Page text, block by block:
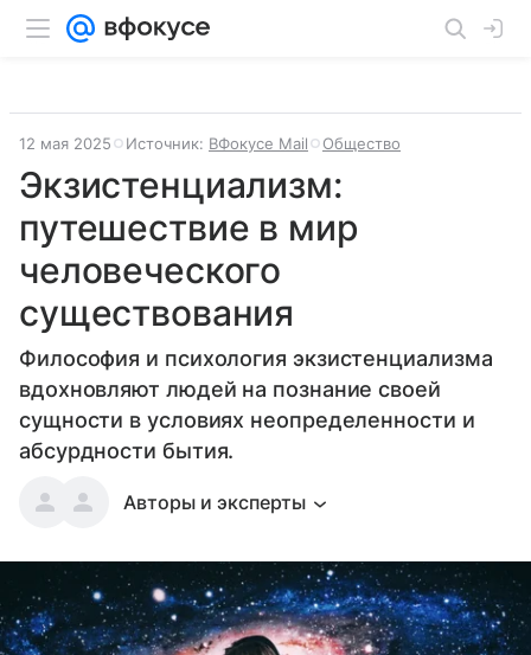
12 мая 2025 Источник: ВФокусе Mail Общество
Экзистенциализм:
путешествие в мир
человеческого
существования
Философия и психология экзистенциализма
вдохновляют людей на познание своей
сущности в условиях неопределенности и
абсурдности бытия.
Авторы и эксперты